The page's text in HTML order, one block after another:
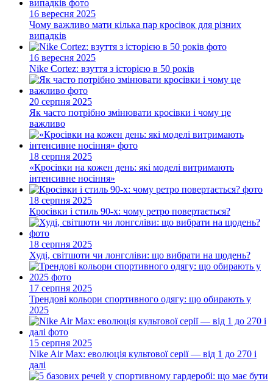
16 вересня 2025
Чому важливо мати кілька пар кросівок для різних
випадків
16 вересня 2025
Nike Cortez: взуття з історією в 50 років
20 серпня 2025
Як часто потрібно змінювати кросівки і чому це
важливо
18 серпня 2025
«Кросівки на кожен день: які моделі витримають
інтенсивне носіння»
18 серпня 2025
Кросівки і стиль 90-х: чому ретро повертається?
18 серпня 2025
Худі, світшоти чи лонгсліви: що вибрати на щодень?
17 серпня 2025
Трендові кольори спортивного одягу: що обирають у
2025
15 серпня 2025
Nike Air Max: еволюція культової серії — від 1 до 270 і
далі